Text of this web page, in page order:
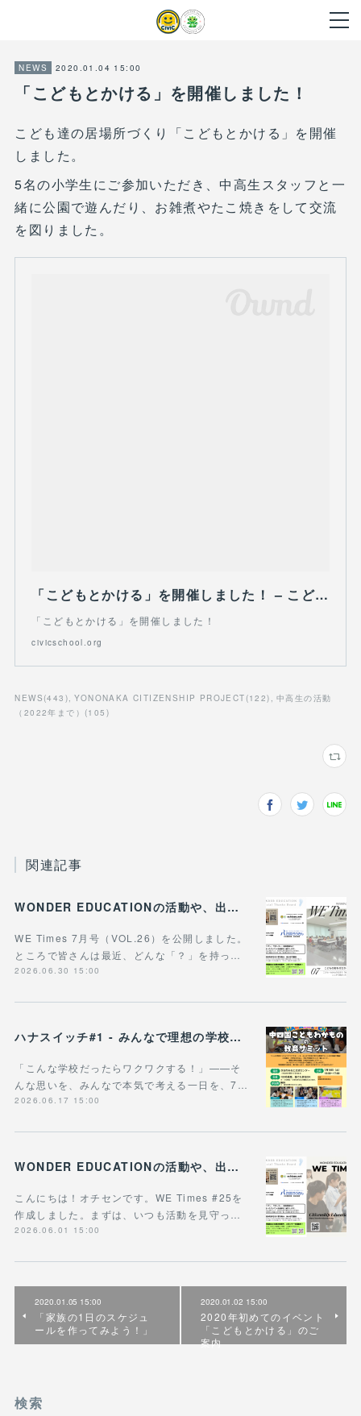
NEWS 2020.01.04 15:00
「こどもとかける」を開催しました！
こども達の居場所づくり「こどもとかける」を開催
しました。
5名の小学生にご参加いただき、中高生スタッフと一
緒に公園で遊んだり、お雑煮やたこ焼きをして交流
を図りました。
「こどもとかける」を開催しました！ – こどもNPOシビックスクール
「こどもとかける」を開催しました！
civicschool.org
NEWS (443 ) YONONAKA CITIZENSHIP PROJECT (122)
中高生の活動
（2022年まで） (105 )
関連記事
WONDER EDUCATIONの活動や、出張講座・講演のご案内をまとめた 『WE Times #26』を公開しました！
WE Times 7月号（VOL.26）を公開しました。
ところで皆さんは最近、どんな「？」を持っ…
2026.06.30 15:00
ハナスイッチ#1 - みんなで理想の学校や学びの未来を考える新企画、スタート！
「こんな学校だったらワクワクする！」——そ
んな思いを、みんなで本気で考える一日を、7…
2026.06.17 15:00
WONDER EDUCATIONの活動や、出張講座・講演のご案内をまとめた 『WE Times #25』を公開しました！
こんにちは！オチセンです。WE Times #25を
作成しました。まずは、いつも活動を見守っ…
2026.06.01 15:00
2020.01.05 15:00
「家族の1日のスケジュ
ールを作ってみよう！」
2020.01.02 15:00
2020年初めてのイベント
「こどもとかける」のご
案内
検索